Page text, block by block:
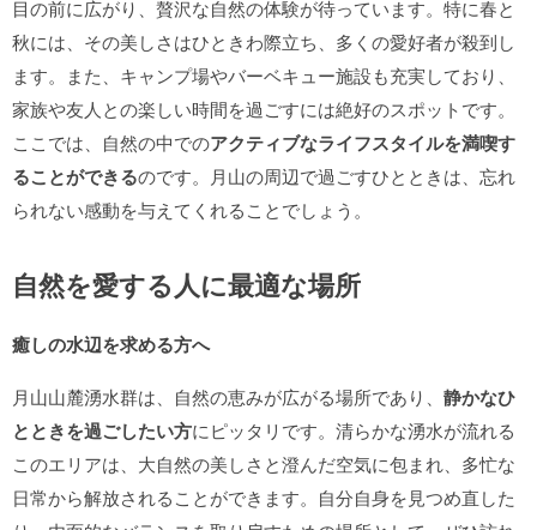
目の前に広がり、贅沢な自然の体験が待っています。特に春と
秋には、その美しさはひときわ際立ち、多くの愛好者が殺到し
ます。また、キャンプ場やバーベキュー施設も充実しており、
家族や友人との楽しい時間を過ごすには絶好のスポットです。
ここでは、自然の中でのアクティブなライフスタイルを満喫す
ることができるのです。月山の周辺で過ごすひとときは、忘れ
られない感動を与えてくれることでしょう。
自然を愛する人に最適な場所
癒しの水辺を求める方へ
月山山麓湧水群は、自然の恵みが広がる場所であり、 静かなひ
とときを過ごしたい方にピッタリです。清らかな湧水が流れる
このエリアは、大自然の美しさと澄んだ空気に包まれ、多忙な
日常から解放されることができます。自分自身を見つめ直した